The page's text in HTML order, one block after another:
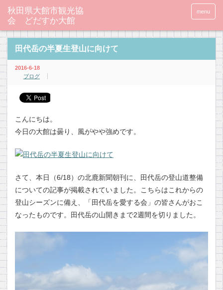
秋田県大館市観光協
会 どだすか大館
menu
田代岳の半夏生登山に向けて
2016-6-18
ブログ
こんにちは。
今日の大館は曇り、風がやや強めです。
さて、本日（6/18）の北鹿新聞朝刊に、田代岳の登山道整備
についての記事が掲載されていました。こちらはこれからの
登山シーズンに備え、「田代岳を愛する会」の皆さんがおこ
なったものです。田代岳の山開きまで2週間を切りました。